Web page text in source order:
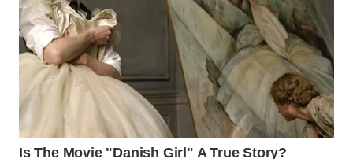
WN
DANAU
TOBA
WN